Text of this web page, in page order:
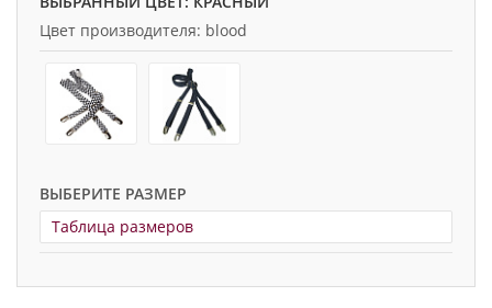
Цвет производителя: blood
ВЫБЕРИТЕ РАЗМЕР
Таблица размеров